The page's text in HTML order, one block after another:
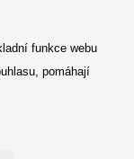
funkce webu
pomáhají